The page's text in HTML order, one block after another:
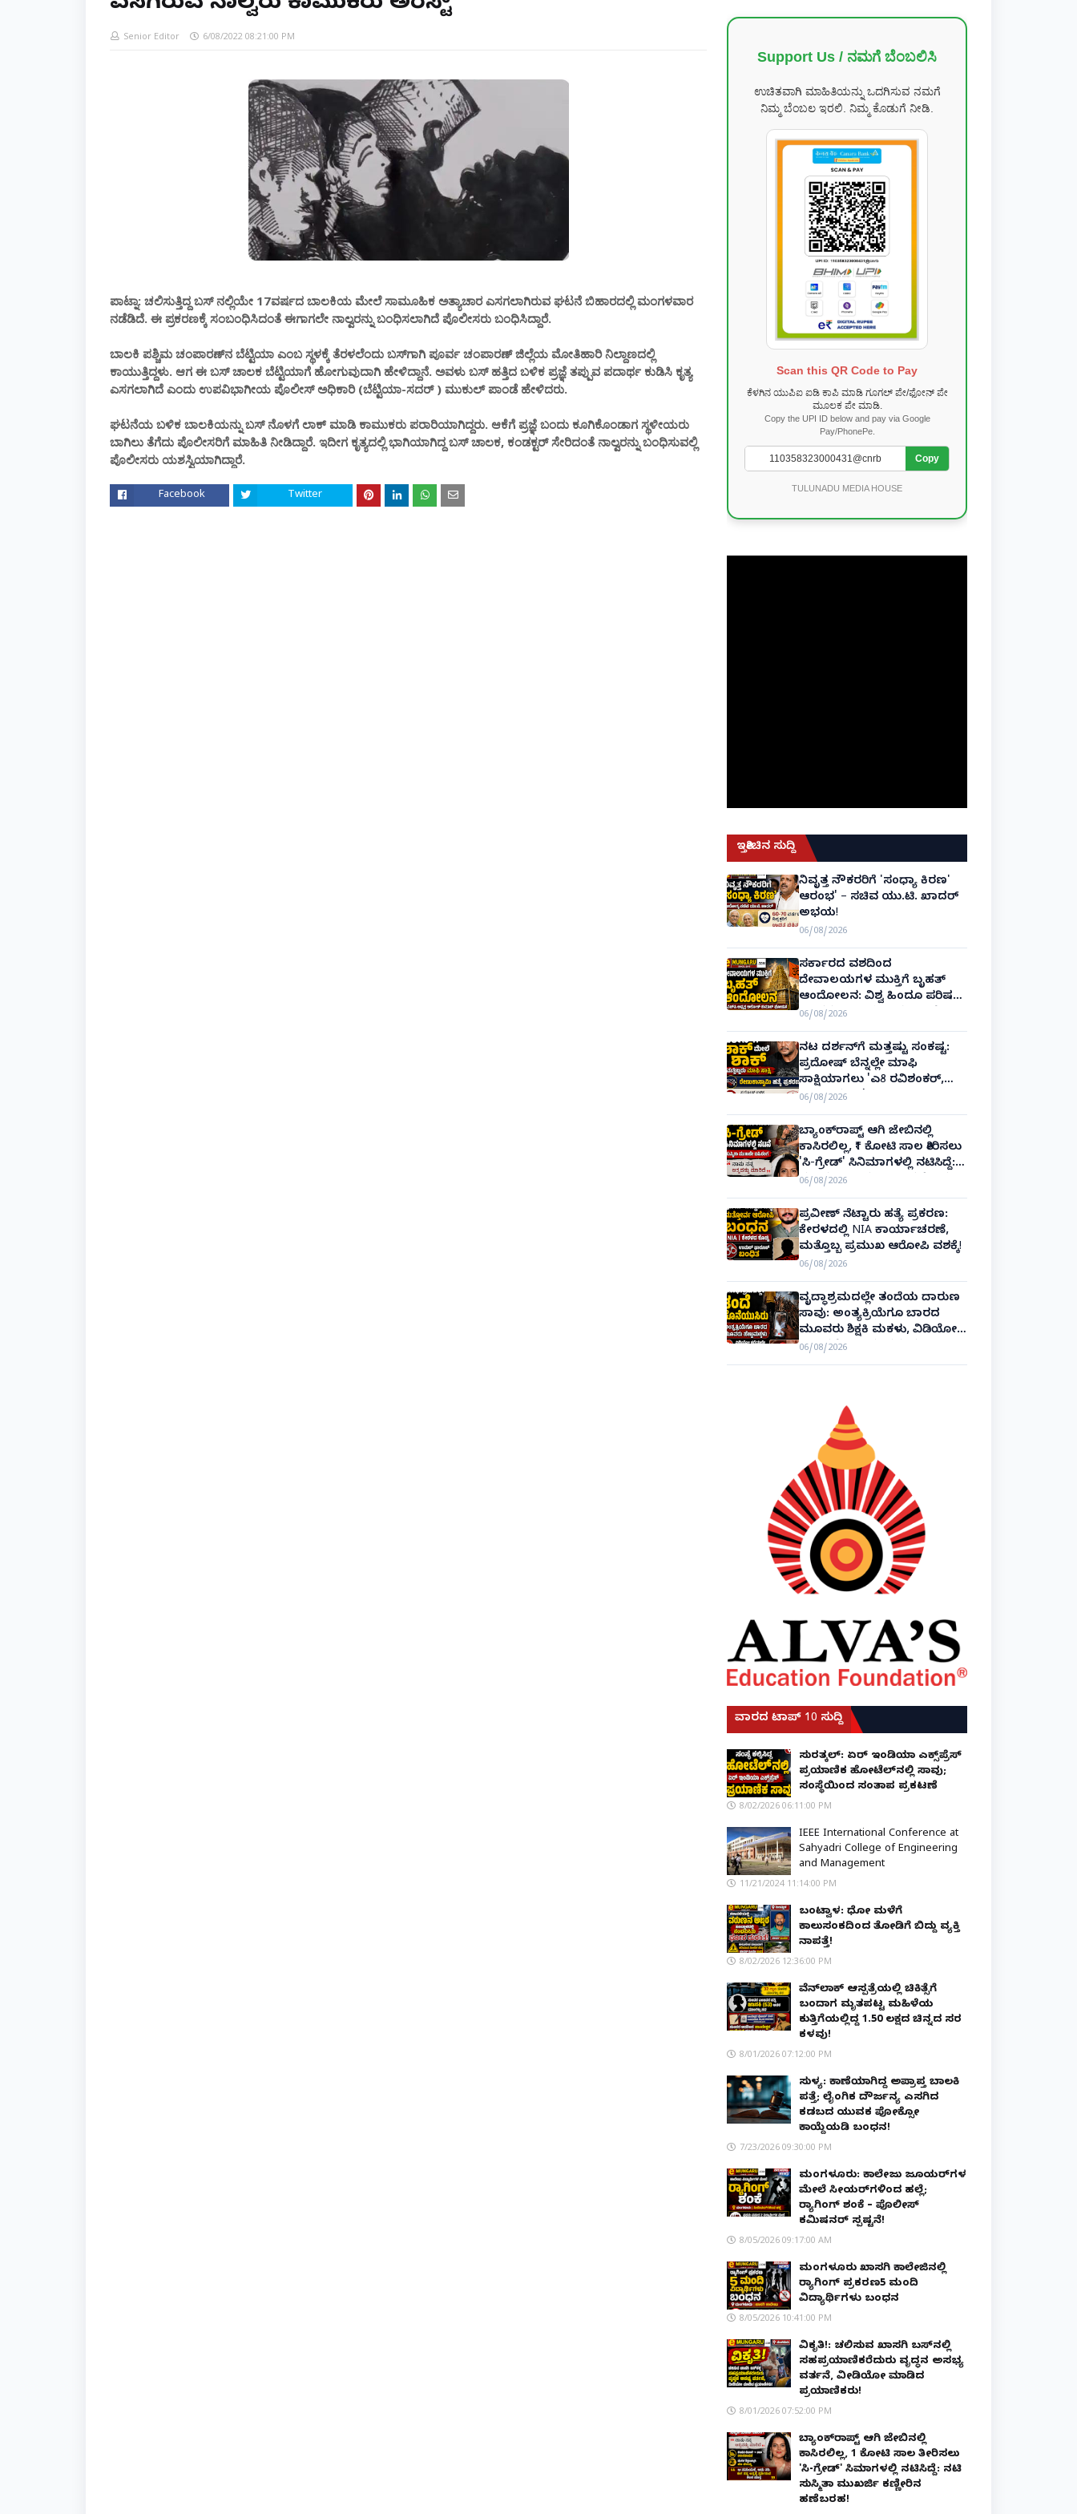
Senior Editor 6/08/2022 08:21:00 PM
ಪಾಟ್ನಾ: ಚಲಿಸುತ್ತಿದ್ದ ಬಸ್ ನಲ್ಲಿಯೇ 17ವರ್ಷದ ಬಾಲಕಿಯ ಮೇಲೆ ಸಾಮೂಹಿಕ ಅತ್ಯಾಚಾರ ಎಸಗಲಾಗಿರುವ ಘಟನೆ ಬಿಹಾರದಲ್ಲಿ ಮಂಗಳವಾರ
ನಡೆಡಿದೆ. ಈ ಪ್ರಕರಣಕ್ಕೆ ಸಂಬಂಧಿಸಿದಂತೆ ಈಗಾಗಲೇ ನಾಲ್ವರನ್ನು ಬಂಧಿಸಲಾಗಿದೆ ಪೊಲೀಸರು ಬಂಧಿಸಿದ್ದಾರೆ.
ಬಾಲಕಿ ಪಶ್ಚಿಮ ಚಂಪಾರಣ್‌ನ ಬೆಟ್ಟಿಯಾ ಎಂಬ ಸ್ಥಳಕ್ಕೆ ತೆರಳಲೆಂದು ಬಸ್‌ಗಾಗಿ ಪೂರ್ವ ಚಂಪಾರಣ್ ಜಿಲ್ಲೆಯ ಮೋತಿಹಾರಿ ನಿಲ್ದಾಣದಲ್ಲಿ
ಕಾಯುತ್ತಿದ್ದಳು. ಆಗ ಈ ಬಸ್ ಚಾಲಕ ಬೆಟ್ಟಿಯಾಗೆ ಹೋಗುವುದಾಗಿ ಹೇಳಿದ್ದಾನೆ. ಅವಳು ಬಸ್ ಹತ್ತಿದ ಬಳಿಕ ಪ್ರಜ್ಞೆ ತಪ್ಪುವ ಪದಾರ್ಥ ಕುಡಿಸಿ ಕೃತ್ಯ
ಎಸಗಲಾಗಿದೆ ಎಂದು ಉಪವಿಭಾಗೀಯ ಪೊಲೀಸ್ ಅಧಿಕಾರಿ (ಬೆಟ್ಟಿಯಾ-ಸದರ್ ) ಮುಕುಲ್ ಪಾಂಡೆ ಹೇಳಿದರು.
ಘಟನೆಯ ಬಳಿಕ ಬಾಲಕಿಯನ್ನು ಬಸ್ ನೊಳಗೆ ಲಾಕ್ ಮಾಡಿ ಕಾಮುಕರು ಪರಾರಿಯಾಗಿದ್ದರು. ಆಕೆಗೆ ಪ್ರಜ್ಞೆ ಬಂದು ಕೂಗಿಕೊಂಡಾಗ ಸ್ಥಳೀಯರು
ಬಾಗಿಲು ತೆಗೆದು ಪೊಲೀಸರಿಗೆ ಮಾಹಿತಿ ನೀಡಿದ್ದಾರೆ. ಇದೀಗ ಕೃತ್ಯದಲ್ಲಿ ಭಾಗಿಯಾಗಿದ್ದ ಬಸ್ ಚಾಲಕ, ಕಂಡಕ್ಟರ್ ಸೇರಿದಂತೆ ನಾಲ್ವರನ್ನು ಬಂಧಿಸುವಲ್ಲಿ
ಪೊಲೀಸರು ಯಶಸ್ವಿಯಾಗಿದ್ದಾರೆ.
Facebook Twitter
Support Us / ನಮಗೆ ಬೆಂಬಲಿಸಿ
ಉಚಿತವಾಗಿ ಮಾಹಿತಿಯನ್ನು ಒದಗಿಸುವ ನಮಗೆ
ನಿಮ್ಮ ಬೆಂಬಲ ಇರಲಿ. ನಿಮ್ಮ ಕೊಡುಗೆ ನೀಡಿ.
Scan this QR Code to Pay
ಕೆಳಗಿನ ಯುಪಿಐ ಐಡಿ ಕಾಪಿ ಮಾಡಿ ಗೂಗಲ್ ಪೇ/ಫೋನ್ ಪೇ
ಮೂಲಕ ಪೇ ಮಾಡಿ.
Copy the UPI ID below and pay via Google
Pay/PhonePe.
Copy
TULUNADU MEDIA HOUSE
ಇತ್ತೀಚಿನ ಸುದ್ದಿ
ನಿವೃತ್ತ ನೌಕರರಿಗೆ 'ಸಂಧ್ಯಾ ಕಿರಣ'
ಆರಂಭ' – ಸಚಿವ ಯು.ಟಿ. ಖಾದರ್
ಅಭಯ!
06/08/2026
ಸರ್ಕಾರದ ವಶದಿಂದ
ದೇವಾಲಯಗಳ ಮುಕ್ತಿಗೆ ಬೃಹತ್
ಆಂದೋಲನ: ವಿಶ್ವ ಹಿಂದೂ ಪರಿಷತ್
ಅಂತರರಾಷ್ಟ್ರೀಯ ಅಧ್ಯಕ್ಷ ಅಲೋಕ್
ಕುಮಾರ್ ಘೋಷಣೆ!
06/08/2026
ನಟ ದರ್ಶನ್‌ಗೆ ಮತ್ತಷ್ಟು ಸಂಕಷ್ಟ:
ಪ್ರದೋಷ್ ಬೆನ್ನಲ್ಲೇ ಮಾಫಿ
ಸಾಕ್ಷಿಯಾಗಲು 'ಎ8 ರವಿಶಂಕರ್,
ಎ10 ವಿನಯ್' ಅರ್ಜಿ!
06/08/2026
ಬ್ಯಾಂಕ್‌ರಾಪ್ಟ್‌ ಆಗಿ ಜೇಬಿನಲ್ಲಿ
ಕಾಸಿರಲಿಲ್ಲ, ₹1 ಕೋಟಿ ಸಾಲ ತೀರಿಸಲು
'ಸಿ-ಗ್ರೇಡ್' ಸಿನಿಮಾಗಳಲ್ಲಿ ನಟಿಸಿದ್ದೆ:
ನಟಿ ಸುಸ್ಮಿತಾ ಮುಖರ್ಜಿ ಕಣ್ಣೀರಿನ
ಹಣೆಬರಹ!
06/08/2026
ಪ್ರವೀಣ್ ನೆಟ್ಟಾರು ಹತ್ಯೆ ಪ್ರಕರಣ:
ಕೇರಳದಲ್ಲಿ NIA ಕಾರ್ಯಾಚರಣೆ,
ಮತ್ತೊಬ್ಬ ಪ್ರಮುಖ ಆರೋಪಿ ವಶಕ್ಕೆ!
06/08/2026
ವೃದ್ಧಾಶ್ರಮದಲ್ಲೇ ತಂದೆಯ ದಾರುಣ
ಸಾವು: ಅಂತ್ಯಕ್ರಿಯೆಗೂ ಬಾರದ
ಮೂವರು ಶಿಕ್ಷಕಿ ಮಕಳು, ವಿಡಿಯೋ
ಕಾಲಿನಲ್ಲೇ ಅಂತಿಮ ದರ್ಶನ!
06/08/2026
ವಾರದ ಟಾಪ್ 10 ಸುದ್ದಿ
ಸುರತ್ಕಲ್: ಏರ್ ಇಂಡಿಯಾ ಎಕ್ಸ್‌ಪ್ರೆಸ್
ಪ್ರಯಾಣಿಕ ಹೋಟೆಲ್‌ನಲ್ಲಿ ಸಾವು;
ಸಂಸ್ಥೆಯಿಂದ ಸಂತಾಪ ಪ್ರಕಟಣೆ
8/02/2026 06:11:00 PM
IEEE International Conference at
Sahyadri College of Engineering
and Management
11/21/2024 11:14:00 PM
ಬಂಟ್ವಾಳ: ಧೋ ಮಳೆಗೆ
ಕಾಲುಸಂಕದಿಂದ ತೋಡಿಗೆ ಬಿದ್ದು ವ್ಯಕ್ತಿ
ನಾಪತ್ತೆ!
8/02/2026 12:36:00 PM
ವೆನ್‌ಲಾಕ್ ಆಸ್ಪತ್ರೆಯಲ್ಲಿ ಚಿಕಿತ್ಸೆಗೆ
ಬಂದಾಗ ಮೃತಪಟ್ಟ ಮಹಿಳೆಯ
ಕುತ್ತಿಗೆಯಲ್ಲಿದ್ದ ₹1.50 ಲಕ್ಷದ ಚಿನ್ನದ ಸರ
ಕಳವು!
8/01/2026 07:12:00 PM
ಸುಳ್ಯ: ಕಾಣೆಯಾಗಿದ್ದ ಅಪ್ರಾಪ್ತ ಬಾಲಕಿ
ಪತ್ತೆ; ಲೈಂಗಿಕ ದೌರ್ಜನ್ಯ ಎಸಗಿದ
ಕಡಬದ ಯುವಕ ಪೋಕ್ಸೋ
ಕಾಯ್ದೆಯಡಿ ಬಂಧನ!
7/23/2026 09:30:00 PM
ಮಂಗಳೂರು: ಕಾಲೇಜು ಜೂನಿಯರ್‌ಗಳ
ಮೇಲೆ ಸೀನಿಯರ್‌ಗಳಿಂದ ಹಲ್ಲೆ;
ರ‌್ಯಾಗಿಂಗ್ ಶಂಕೆ – ಪೊಲೀಸ್
ಕಮಿಷನರ್ ಸ್ಪಷ್ಟನೆ!
8/05/2026 09:17:00 AM
ಮಂಗಳೂರು ಖಾಸಗಿ ಕಾಲೇಜಿನಲ್ಲಿ
ರ‌್ಯಾಗಿಂಗ್ ಪ್ರಕರಣ5 ಮಂದಿ
ವಿದ್ಯಾರ್ಥಿಗಳು ಬಂಧನ
8/05/2026 10:41:00 PM
ವಿಕೃತಿ!: ಚಲಿಸುವ ಖಾಸಗಿ ಬಸ್‌ನಲ್ಲಿ
ಸಹಪ್ರಯಾಣಿಕರೆದುರು ವೃದ್ಧನ ಅಸಭ್ಯ
ವರ್ತನೆ, ವೀಡಿಯೋ ಮಾಡಿದ
ಪ್ರಯಾಣಿಕರು!
8/01/2026 07:52:00 PM
ಬ್ಯಾಂಕ್‌ರಾಪ್ಟ್‌ ಆಗಿ ಜೇಬಿನಲ್ಲಿ
ಕಾಸಿರಲಿಲ್ಲ, ₹1 ಕೋಟಿ ಸಾಲ ತೀರಿಸಲು
'ಸಿ-ಗ್ರೇಡ್' ಸಿನಿಮಾಗಳಲ್ಲಿ ನಟಿಸಿದ್ದೆ: ನಟಿ
ಸುಸ್ಮಿತಾ ಮುಖರ್ಜಿ ಕಣ್ಣೀರಿನ
ಹಣೆಬರಹ!